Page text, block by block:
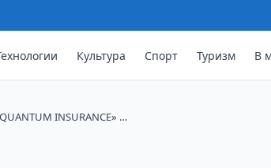
Культура Спорт Туризм В
INSURANCE» …